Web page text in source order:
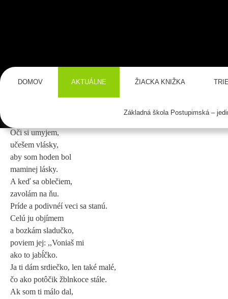
DOMOV AKTUÁLNE ŽIACKA KNIŽKA
Základná škola Postupimská –
|Nekomentované
Oči si umyjem,
učešem vlásky,
aby som hoden bol
maminej lásky.
A keď sa oblečiem,
zavolám na ňu.
Príde a podivnéí veci sa stanú.
Celú ju objímem
a bozkám sladučko,
poviem jej: ,,Voniaš mi
ako to jabĺčko.
Ja ti dám srdiečko, len také malé,
čo ako potôčik žblnkoce stále.
Ak som ti málo dal,